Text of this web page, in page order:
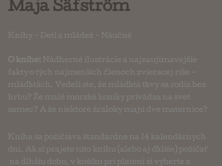
Maja Säfström
Knihy - Deti a mládež - Náučné
O knihe: Nádherné ilustrácie a najzaujímavejšie
fakty o tých najmenších členoch zvieracej ríše -
mláďatách. Vedeli ste, že mláďatá ťavy sa rodia bez
hrbu? Že malé morské koníky privádza na svet
samec? A že niektoré žraloky majú dve maternice?
Kniha sa požičiava štandardne na 14 kalendárnych
dní. Ak si prajete túto knihu (alebo aj ďalšie) požičať
na dlhšiu dobu, v košíku pri platení si vyberte z